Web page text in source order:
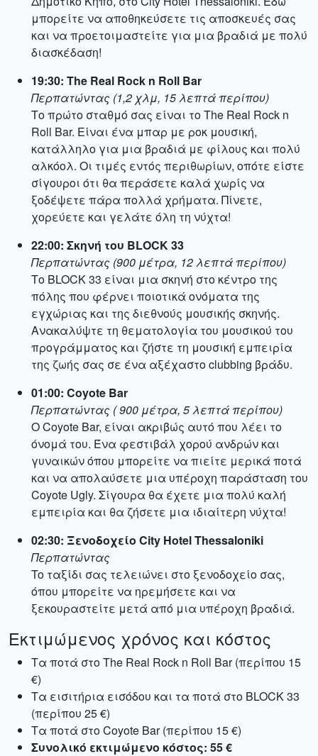
μπορείτε να αποθηκεύσετε τις αποσκευές σας
και να προετοιμαστείτε για μια βραδιά με πολύ
διασκέδαση!
19:30: The Real Rock n Roll Bar
Περπατώντας (1,2 χλμ, 15 λεπτά περίπου)
Το πρώτο σταθμό σας είναι το The Real Rock n
Roll Bar. Είναι ένα μπαρ με ροκ μουσική,
κατάλληλο για μια βραδιά με φίλους και πολύ
αλκόολ. Οι τιμές εντός περιθωρίων, οπότε είστε
σίγουροι ότι θα περάσετε καλά χωρίς να
ξοδέψετε πάρα πολλά χρήματα. Πίνετε,
χορεύετε και γελάτε όλη τη νύχτα!
22:00: Σκηνή του BLOCK 33
Περπατώντας (900 μέτρα, 12 λεπτά περίπου)
Το BLOCK 33 είναι μια σκηνή στο κέντρο της
πόλης που φέρνει ποιοτικά ονόματα της
εγχώριας και της διεθνούς μουσικής σκηνής.
Ανακαλύψτε τη θεματολογία του μουσικού του
προγράμματος και ζήστε τη μουσική εμπειρία
της ζωής σας σε ένα αξέχαστο clubbing βράδυ.
01:00: Coyote Bar
Περπατώντας ( 900 μέτρα, 5 λεπτά περίπου)
O Coyote Bar, είναι ακριβώς αυτό που λέει το
όνομά του. Ένα φεστιβάλ χορού ανδρών και
γυναικών όπου μπορείτε να πιείτε μερικά ποτά
και να απολαύσετε μια υπέροχη παράσταση του
Coyote Ugly. Σίγουρα θα έχετε μια πολύ καλή
εμπειρία και θα ζήσετε μια ιδιαίτερη νύχτα!
02:30: Ξενοδοχείο City Hotel Thessaloniki
Περπατώντας
To ταξίδι σας τελειώνει στο ξενοδοχείο σας,
όπου μπορείτε να ηρεμήσετε και να
ξεκουραστείτε μετά από μια υπέροχη βραδιά.
Εκτιμώμενος χρόνος και κόστος
Τα ποτά στο The Real Rock n Roll Bar (περίπου 15
€)
Τα εισιτήρια εισόδου και τα ποτά στο BLOCK 33
(περίπου 25 €)
Τα ποτά στο Coyote Bar (περίπου 15 €)
Συνολικό εκτιμώμενο κόστος: 55 €